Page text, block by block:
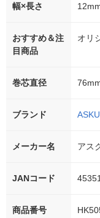
幅×長さ
おすすめ＆注
目商品
オリ
巻芯直径
ブランド
メーカー名 アス
JANコード
商品番号